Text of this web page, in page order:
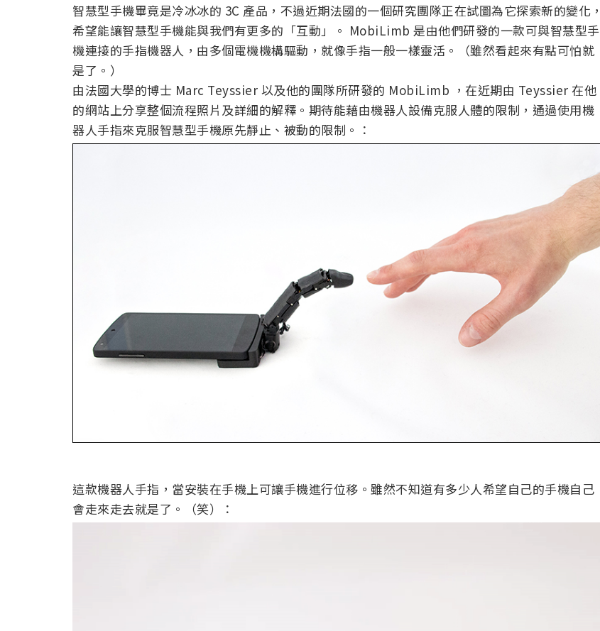
智慧型手機畢竟是冷冰冰的 3C 產品，不過近期法國的一個研究團隊正在試圖為它探索新的變化，
希望能讓智慧型手機能與我們有更多的「互動」。 MobiLimb 是由他們研發的一款可與智慧型手
機連接的手指機器人，由多個電機機構驅動，就像手指一般一樣靈活。（雖然看起來有點可怕就
是了。）
由法國大學的博士 Marc Teyssier 以及他的團隊所研發的 MobiLimb ，在近期由 Teyssier 在他
的網站上分享整個流程照片及詳細的解釋。期待能藉由機器人設備克服人體的限制，通過使用機
器人手指來克服智慧型手機原先靜止、被動的限制。：
這款機器人手指，當安裝在手機上可讓手機進行位移。雖然不知道有多少人希望自己的手機自己
會走來走去就是了。（笑）：